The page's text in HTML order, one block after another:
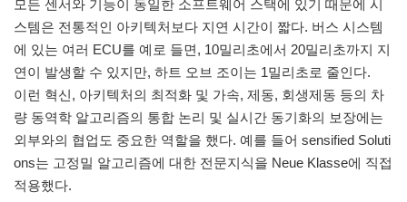
모든 센서와 기능이 동일한 소프트웨어 스택에 있기 때문에 시
스템은 전통적인 아키텍처보다 지연 시간이 짧다. 버스 시스템
에 있는 여러 ECU를 예로 들면, 10밀리초에서 20밀리초까지 지
연이 발생할 수 있지만, 하트 오브 조이는 1밀리초로 줄인다.
이런 혁신, 아키텍처의 최적화 및 가속, 제동, 회생제동 등의 차
량 동역학 알고리즘의 통합 논리 및 실시간 동기화의 보장에는
외부와의 협업도 중요한 역할을 했다. 예를 들어 sensified Soluti
ons는 고정밀 알고리즘에 대한 전문지식을 Neue Klasse에 직접
적용했다.